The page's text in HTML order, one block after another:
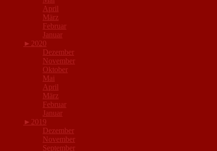
April
März
Februar
Januar
► 2020
Dezember
November
Oktober
Mai
April
März
Februar
Januar
► 2019
Dezember
November
September